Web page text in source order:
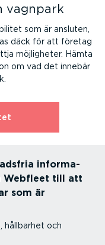
vagnpark
som är ansluten,
däck för att företag
möjligheter. Hämta
om vad det innebär
infor­ma­
Webfleet till att
som är
och